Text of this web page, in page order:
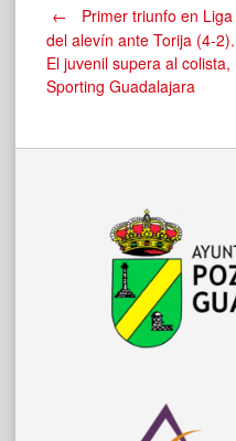
Navegación
de
entradas
←
Primer triunfo en Liga
del alevín ante Torija (4-2).
El juvenil supera al colista,
Sporting Guadalajara